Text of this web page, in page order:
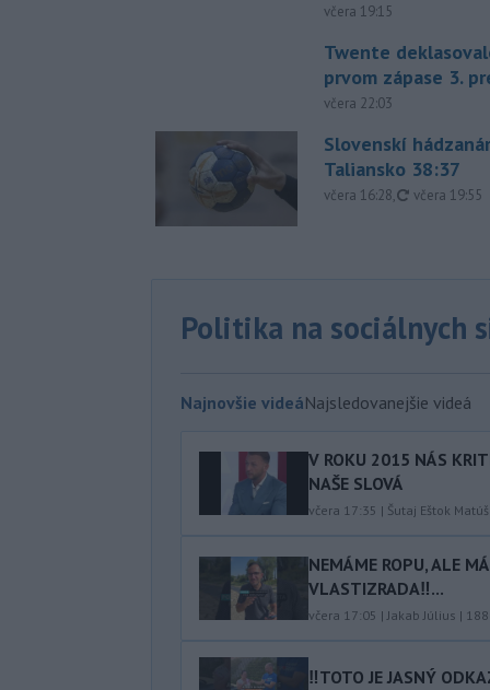
včera 19:15
Twente
prvom zápase 3.
včera 22:03
Slovenskí
Taliansko 38:37
včera 16:28, aktualizované
včera 19:55
Politika na sociálnych
Najnovšie videáNajsledovanejšie videá
V ROKU 2015 NÁS
NAŠE SLOVÁ
včera 17:35 | Šutaj Eštok Matúš
NEMÁME ROPU, ALE
VLASTIZRADA‼️...
včera 17:05 |Jakab Július |
‼️TOTO JE JASNÝ